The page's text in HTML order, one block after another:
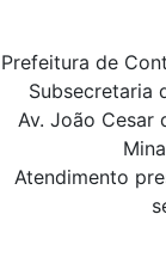
Prefeitura de
Subsecretaria
Av. João Cesar
Atendimento